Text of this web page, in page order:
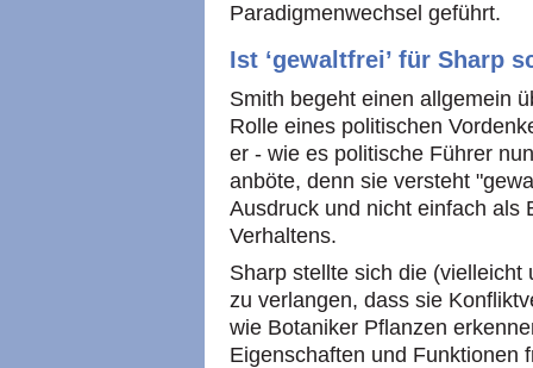
Paradigmenwechsel geführt.
Ist ‘gewaltfrei’ für Sharp
Smith begeht einen allgemein
Rolle eines politischen
er - wie es politische Führer
anböte, denn sie versteht
Ausdruck und nicht einfach als
Verhaltens.
Sharp stellte sich die
zu verlangen, dass sie
wie Botaniker Pflanzen
Eigenschaften und Funktionen